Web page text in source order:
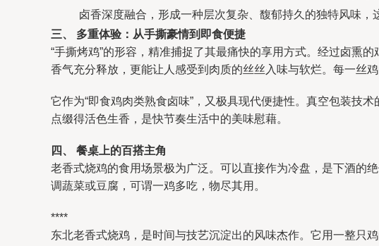
卤香深度融合，形成一种层次复杂、馥郁持久的独特风味，
三、 多重体验：从手撕豪情到即食便捷
“手撕烤鸡”的形容，精准捕捉了其最痛快的享用方式。经过卤熏
香气充分释放，更能让人感受到肉质的丝丝入味与软烂。每一丝
它作为“即食鸡肉类熟食卤味”，又极具现代便捷性。真空包装技
点缀得活色生香，是快节奏生活中的美味慰藉。
四、 餐桌上的百搭主角
老香式烧鸡的食用场景极为广泛。可以直接作为冷盘，是下酒的
调蔬菜或豆腐，可谓一鸡多吃，物尽其用。
****
东北老香式烧鸡，是时间与技艺沉淀出的风味杰作。它用一整只